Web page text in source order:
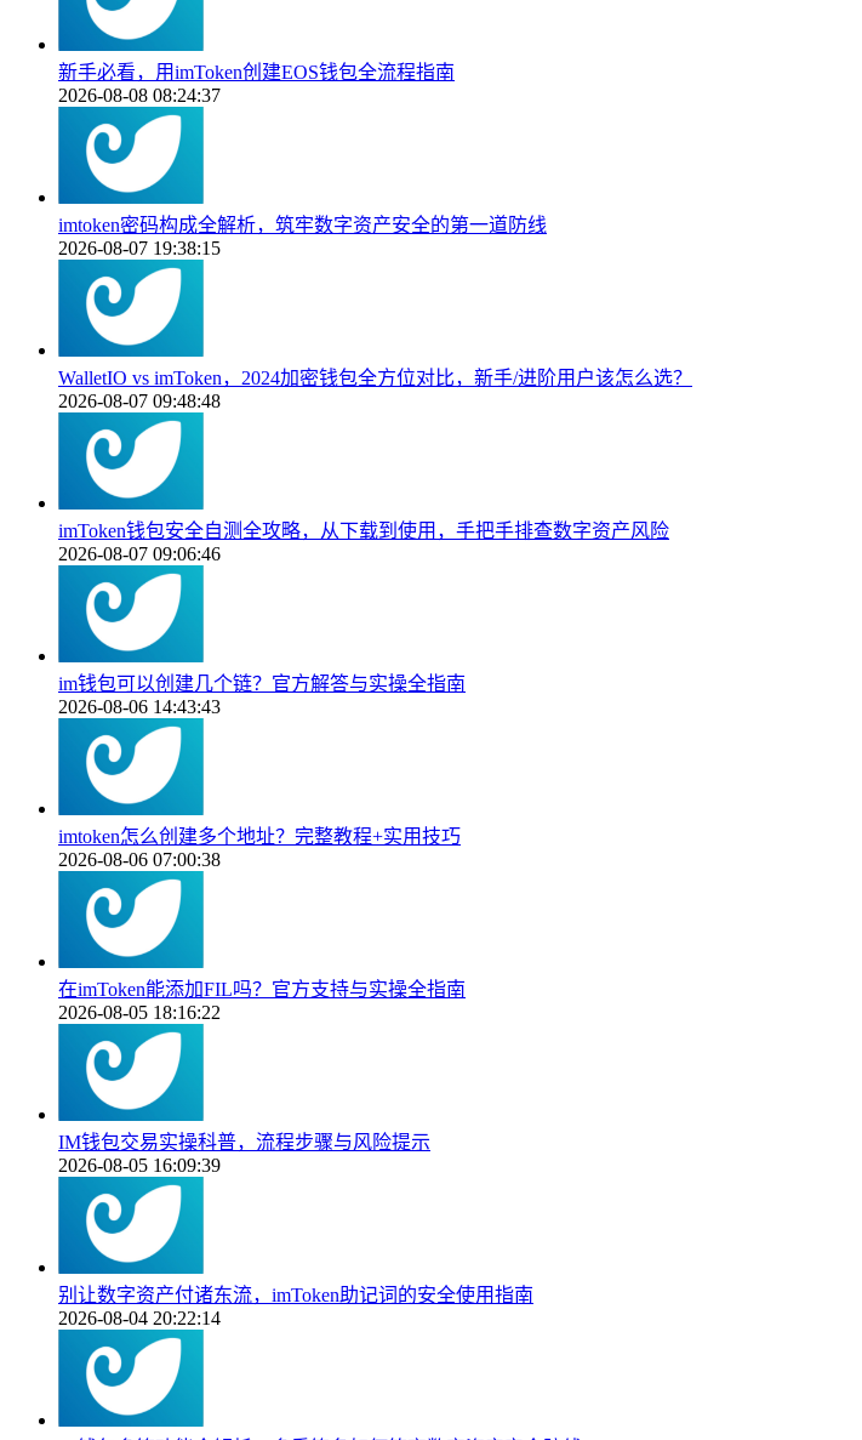
新手必看，用imToken创建EOS钱包全流程指南
2026-08-08 08:24:37
imtoken密码构成全解析，筑牢数字资产安全的第一道防线
2026-08-07 19:38:15
WalletIO vs imToken，2024加密钱包全方位对比，新手/进阶用户该怎么选？
2026-08-07 09:48:48
imToken钱包安全自测全攻略，从下载到使用，手把手排查数字资产风险
2026-08-07 09:06:46
im钱包可以创建几个链？官方解答与实操全指南
2026-08-06 14:43:43
imtoken怎么创建多个地址？完整教程+实用技巧
2026-08-06 07:00:38
在imToken能添加FIL吗？官方支持与实操全指南
2026-08-05 18:16:22
IM钱包交易实操科普，流程步骤与风险提示
2026-08-05 16:09:39
别让数字资产付诸东流，imToken助记词的安全使用指南
2026-08-04 20:22:14